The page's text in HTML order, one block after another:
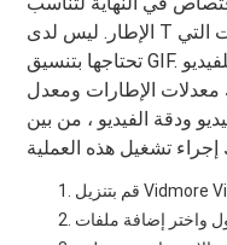
الإطار. ليس لدى T حدود لأي من تنسيقات الملفات التي
تحتاجها بتنسيق GIF. يمكنك الاستمتاع بتعديلات إضافية للفيديو
الإطارات ومعدل
ودقة الفيديو ، من بين